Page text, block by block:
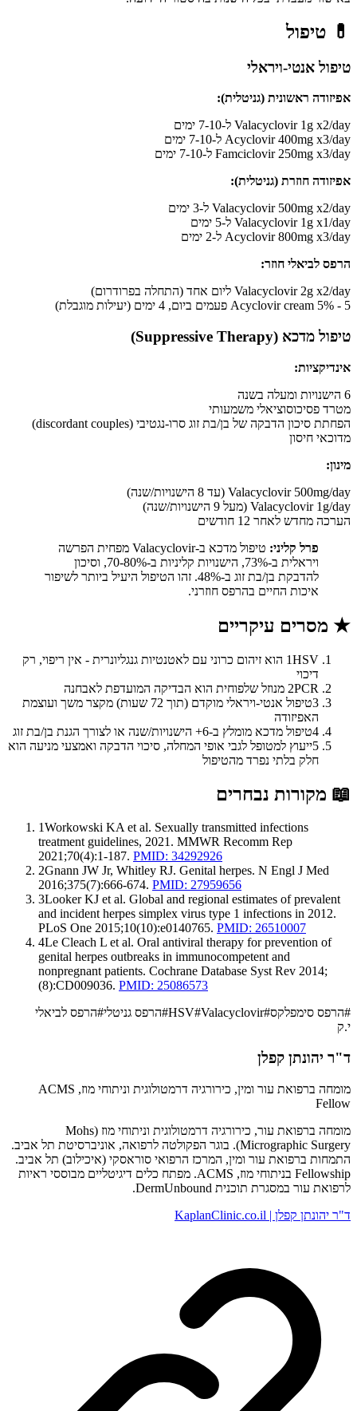
💊 טיפול
טיפול אנטי-ויראלי
אפיזודה ראשונית (גניטלית):
Valacyclovir 1g x2/day ל-7-10 ימים
Acyclovir 400mg x3/day ל-7-10 ימים
Famciclovir 250mg x3/day ל-7-10 ימים
אפיזודה חוזרת (גניטלית):
Valacyclovir 500mg x2/day ל-3 ימים
Valacyclovir 1g x1/day ל-5 ימים
Acyclovir 800mg x3/day ל-2 ימים
הרפס לביאלי חוזר:
Valacyclovir 2g x2/day ליום אחד (התחלה בפרודרום)
Acyclovir cream 5% - 5 פעמים ביום, 4 ימים (יעילות מוגבלת)
טיפול מדכא (Suppressive Therapy)
אינדיקציות:
6 הישנויות ומעלה בשנה
מטרד פסיכוסוציאלי משמעותי
הפחתת סיכון הדבקה של בן/בת זוג סרו-נגטיבי (discordant couples)
מדוכאי חיסון
מינון:
Valacyclovir 500mg/day (עד 8 הישנויות/שנה)
Valacyclovir 1g/day (מעל 9 הישנויות/שנה)
הערכה מחדש לאחר 12 חודשים
פרל קליני:
טיפול מדכא ב-Valacyclovir מפחית הפרשה
ויראלית ב-73%, הישנויות קליניות ב-70-80%, וסיכון
להדבקת בן/בת זוג ב-48%. זהו הטיפול היעיל ביותר לשיפור
איכות החיים בהרפס חוזרני.
★ מסרים עיקריים
1 HSV הוא זיהום כרוני עם לאטנטיות גנגליונרית - אין ריפוי, רק
דיכוי
2PCR מנוזל שלפוחית הוא הבדיקה המועדפת לאבחנה
3
טיפול אנטי-ויראלי מוקדם (תוך 72 שעות) מקצר משך ועוצמת
האפיזודה
4טיפול מדכא מומלץ ב-6+ הישנויות/שנה או לצורך הגנת בן/בת זוג
5ייעוץ למטופל לגבי אופי המחלה, סיכוי הדבקה ואמצעי מניעה הוא
חלק בלתי נפרד מהטיפול
📖 מקורות נבחרים
1Workowski KA et al. Sexually transmitted infections
treatment guidelines, 2021. MMWR Recomm Rep
2021;70(4):1-187. PMID: 34292926
2Gnann JW Jr, Whitley RJ. Genital herpes. N Engl J Med
2016;375(7):666-674. PMID: 27959656
3Looker KJ et al. Global and regional estimates of prevalent
and incident herpes simplex virus type 1 infections in 2012.
PLoS One 2015;10(10):e0140765. PMID: 26510007
4Le Cleach L et al. Oral antiviral therapy for prevention of
genital herpes outbreaks in immunocompetent and
nonpregnant patients. Cochrane Database Syst Rev 2014;
(8):CD009036. PMID: 25086573
#הרפס סימפלקס#
HSV#Valacyclovir
#הרפס גניטלי#הרפס לביאלי
י.ק
ד"ר יהונתן קפלן
מומחה ברפואת עור ומין, כירורגיה דרמטולוגית וניתוחי מוז, ACMS
Fellow
מומחה ברפואת עור, כירורגיה דרמטולוגית וניתוחי מוז (Mohs
Micrographic Surgery). בוגר הפקולטה לרפואה, אוניברסיטת תל אביב.
התמחות ברפואת עור ומין, המרכז הרפואי סוראסקי (איכילוב) תל אביב.
Fellowship בניתוחי מוז, ACMS. מפתח כלים דיגיטליים מבוססי ראיות
לרפואת עור במסגרת תוכנית DermUnbound.
ד"ר יהונתן קפלן | KaplanClinic.co.il